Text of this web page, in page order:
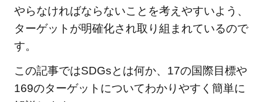
やらなければならないことを考えやすいよう、
ターゲットが明確化され取り組まれているので
す。
この記事ではSDGsとは何か、17の国際目標や
169のターゲットについてわかりやすく簡単に